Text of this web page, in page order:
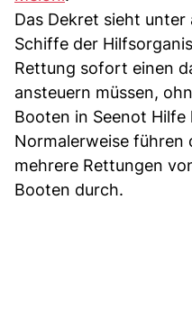
Das Dekret sieht unter
Schiffe der
Rettung sofort einen
ansteuern müssen,
Booten in Seenot Hilfe
Normalerweise führen
mehrere Rettungen
Booten durch.